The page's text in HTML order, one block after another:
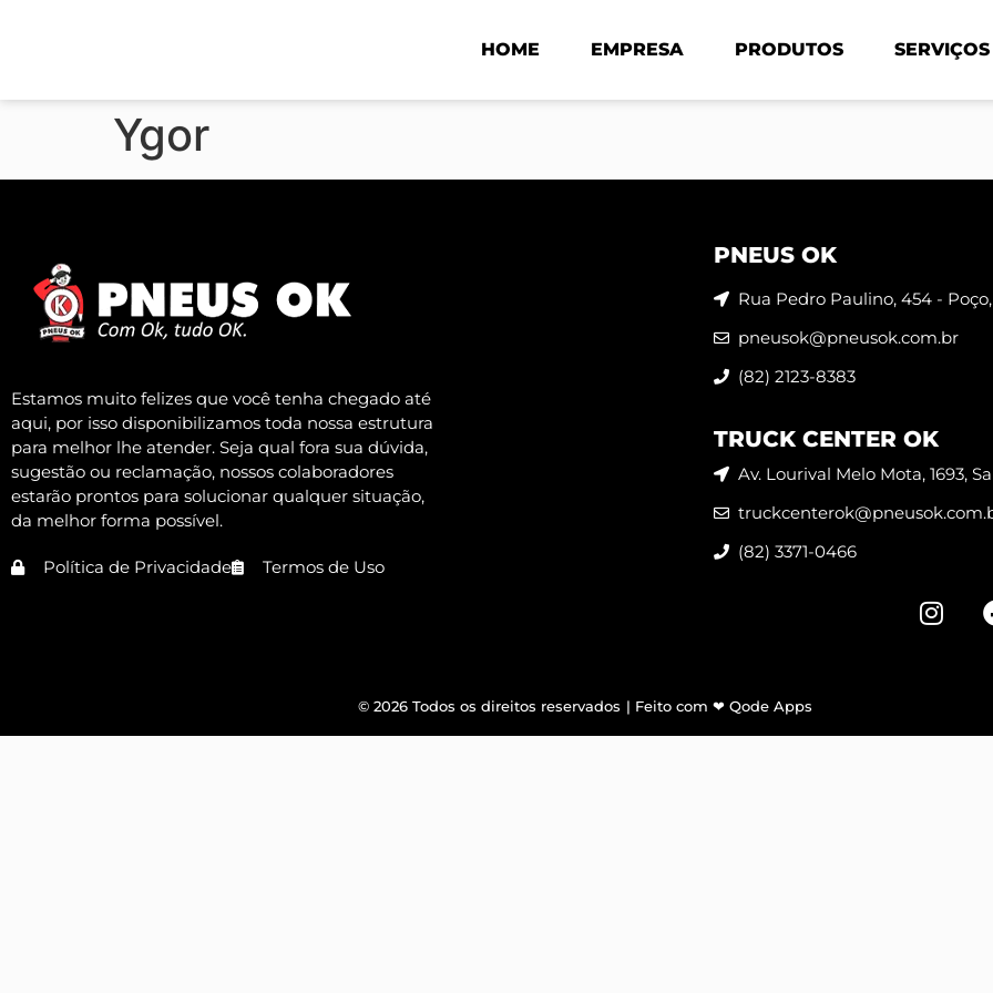
HOME EMPRESA PRODUTOS SERVIÇOS
Ygor
Estamos muito felizes que você tenha chegado até
aqui, por isso disponibilizamos toda nossa estrutura
para melhor lhe atender. Seja qual fora sua dúvida,
sugestão ou reclamação, nossos colaboradores
estarão prontos para solucionar qualquer situação,
da melhor forma possível.
Política de Privacidade Termos de Uso
PNEUS OK
Rua Pedro Paulino, 454 -
pneusok@pneusok.com.br
(82) 2123-8383
TRUCK CENTER OK
Av. Lourival Melo Mota, 1693,
(82) 3371-0466
© 2026 Todos os direitos reservados | Feito com ❤ Qode Apps